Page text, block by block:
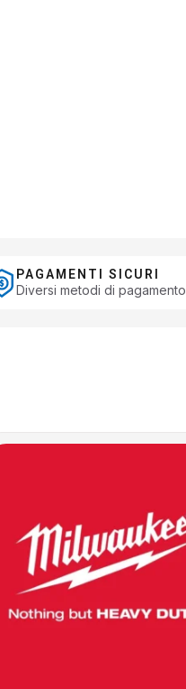
PAGAMENTI SICURI
Diversi metodi di pagamento